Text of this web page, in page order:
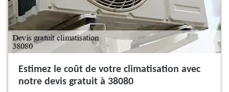
Estimez le coût de votre climatisation avec
notre devis gratuit à 38080